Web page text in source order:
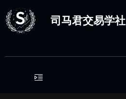
至
内
司马君交易学社